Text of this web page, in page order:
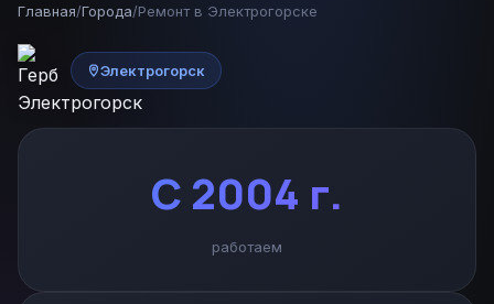
Главная/Города/Ремонт в Электрогорске
Электрогорск
С 2004 г.
работаем